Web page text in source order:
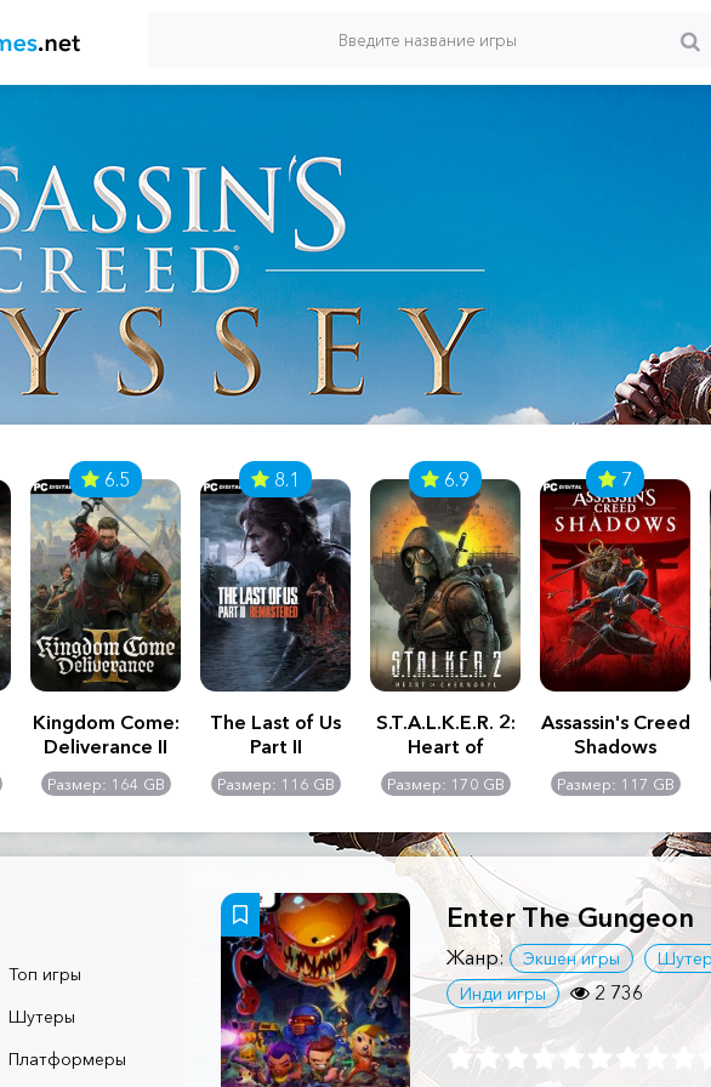
6.5
Kingdom Come:
Deliverance II
Размер: 164 GB
8.1
The Last of Us
Part II
Remastered
Размер: 116 GB
6.9
S.T.A.L.K.E.R. 2:
Heart of
Chernobyl -
Ultimate Edition
Размер: 170 GB
7
Assassin's Creed
Shadows
Размер: 117 GB
Топ игры
Шутеры
Платформеры
Enter The Gungeon
Жанр: Экшен игры
Инди игры
2 736